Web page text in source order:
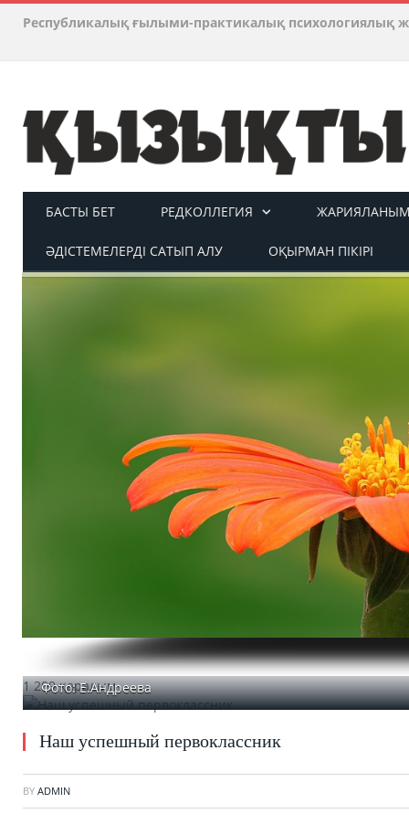
Республикалық ғылыми-практикалық психологиялық
БАСТЫ БЕТ РЕДКОЛЛЕГИЯ ЖАРИЯЛАНЫМ
ӘДІСТЕМЕЛЕРДІ САТЫП АЛУ ОҚЫРМАН ПІКІРІ
1 209 қаралым
Фото: Е.Андреева
Наш успешный первоклассник
BY ADMIN